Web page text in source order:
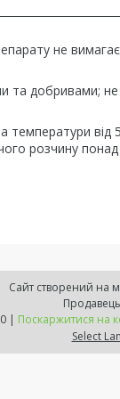
не
та добривами; не
від
розчину
Сайт створений на
Агроплюс2000 | Поскаржитися на
Select